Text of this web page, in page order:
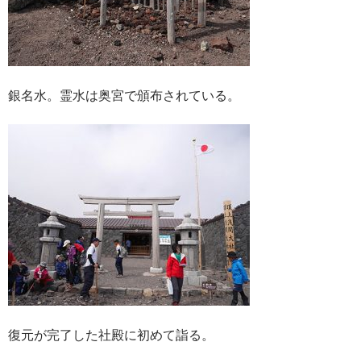
銀名水。霊水は奥宮で頒布されている。
復元が完了した社殿に初めて詣る。